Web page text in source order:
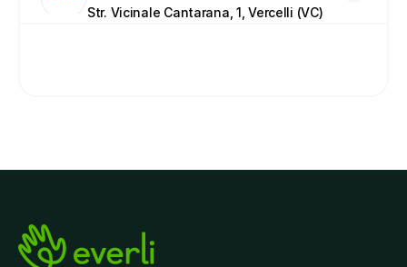
Str. Vicinale Cantarana, 1, Vercelli (VC)